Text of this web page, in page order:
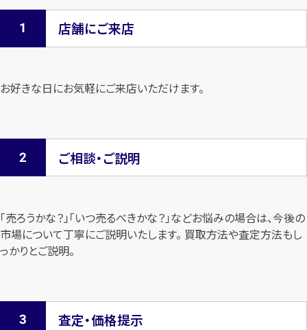
店舗にご来店
お好きな日にお気軽にご来店いただけます。
ご相談・ご説明
「売ろうかな？」「いつ売るべきかな？」などお悩みの場合は、今後の
市場について丁寧にご説明いたします。 買取方法や査定方法もし
っかりとご説明。
査定・価格提示